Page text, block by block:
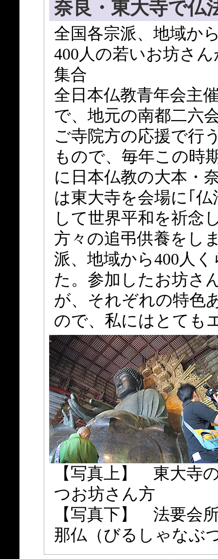
奈良・東大寺で仏
全国各宗派、地域か
400人の若いお坊さん
集合
全日本仏教青年会主
で、地元の南都二六
ご寺院方の応援で行
もので、毎年この時
に日本仏教の大本・
は東大寺を会場に｢
して世界平和を祈念
方々の追弔供養をし
派、地域から400人
た。参加したお坊さ
が、それぞれの特色
ので、私にはとても
【写真上】 東大寺
つお坊さん方
【写真下】 法要会
那仏（びるしゃなぶ